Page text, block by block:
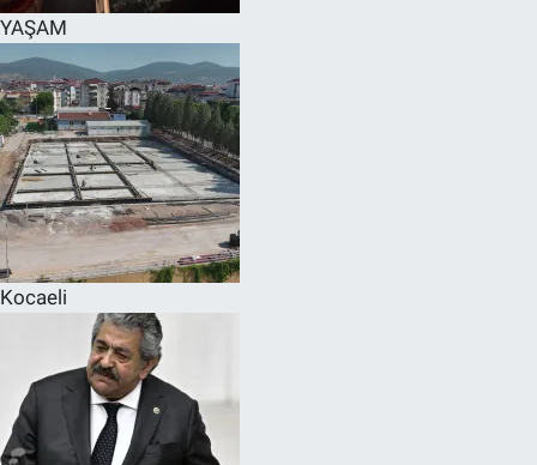
YAŞAM
Kocaeli